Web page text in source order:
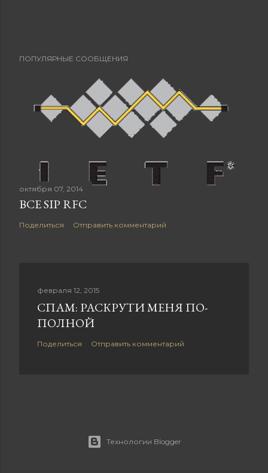
ПОПУЛЯРНЫЕ СООБЩЕНИЯ
октября 07, 2014
ВСЕ SIP RFC
Поделиться Отправить комментарий
февраля 12, 2015
СПАМ: РАСКРУТИ МЕНЯ ПО-
ПОЛНОЙ
Поделиться Отправить комментарий
Технологии Blogger